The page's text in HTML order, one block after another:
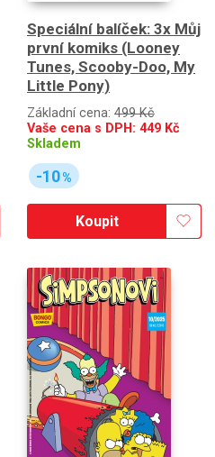
Speciální balíček: 3x Můj
první komiks (Looney
Tunes, Scooby-Doo, My
Little Pony)
Základní cena: 499 Kč
Vaše cena s DPH: 449 Kč
Skladem
-10%
Koupit